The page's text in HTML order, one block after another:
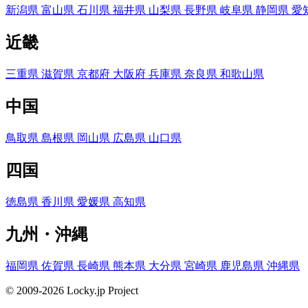
新潟県 富山県 石川県 福井県 山梨県 長野県 岐阜県 静岡県 愛
近畿
三重県 滋賀県 京都府 大阪府 兵庫県 奈良県 和歌山県
中国
鳥取県 島根県 岡山県 広島県 山口県
四国
徳島県 香川県 愛媛県 高知県
九州・沖縄
福岡県 佐賀県 長崎県 熊本県 大分県 宮崎県 鹿児島県 沖縄県
© 2009-2026 Locky.jp Project